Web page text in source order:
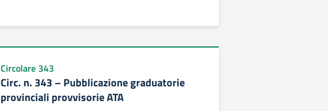
Circolare 343
Circ. n. 343 – Pubblicazione graduatorie
provinciali provvisorie ATA